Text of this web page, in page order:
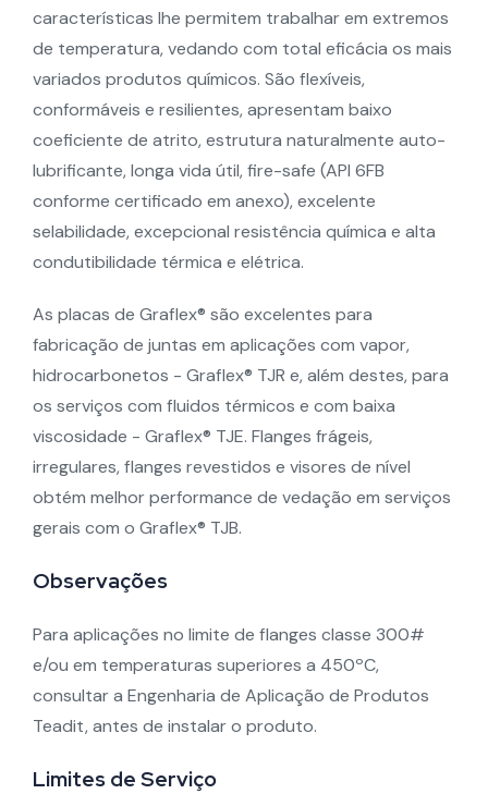
características lhe permitem trabalhar em extremos
de temperatura, vedando com total eficácia os mais
variados produtos químicos. São flexíveis,
conformáveis e resilientes, apresentam baixo
coeficiente de atrito, estrutura naturalmente auto-
lubrificante, longa vida útil, fire-safe (API 6FB
conforme certificado em anexo), excelente
selabilidade, excepcional resistência química e alta
condutibilidade térmica e elétrica.
As placas de Graflex® são excelentes para
fabricação de juntas em aplicações com vapor,
hidrocarbonetos - Graflex® TJR e, além destes, para
os serviços com fluidos térmicos e com baixa
viscosidade - Graflex® TJE. Flanges frágeis,
irregulares, flanges revestidos e visores de nível
obtém melhor performance de vedação em serviços
gerais com o Graflex® TJB.
Observações
Para aplicações no limite de flanges classe 300#
e/ou em temperaturas superiores a 450ºC,
consultar a Engenharia de Aplicação de Produtos
Teadit, antes de instalar o produto.
Limites de Serviço